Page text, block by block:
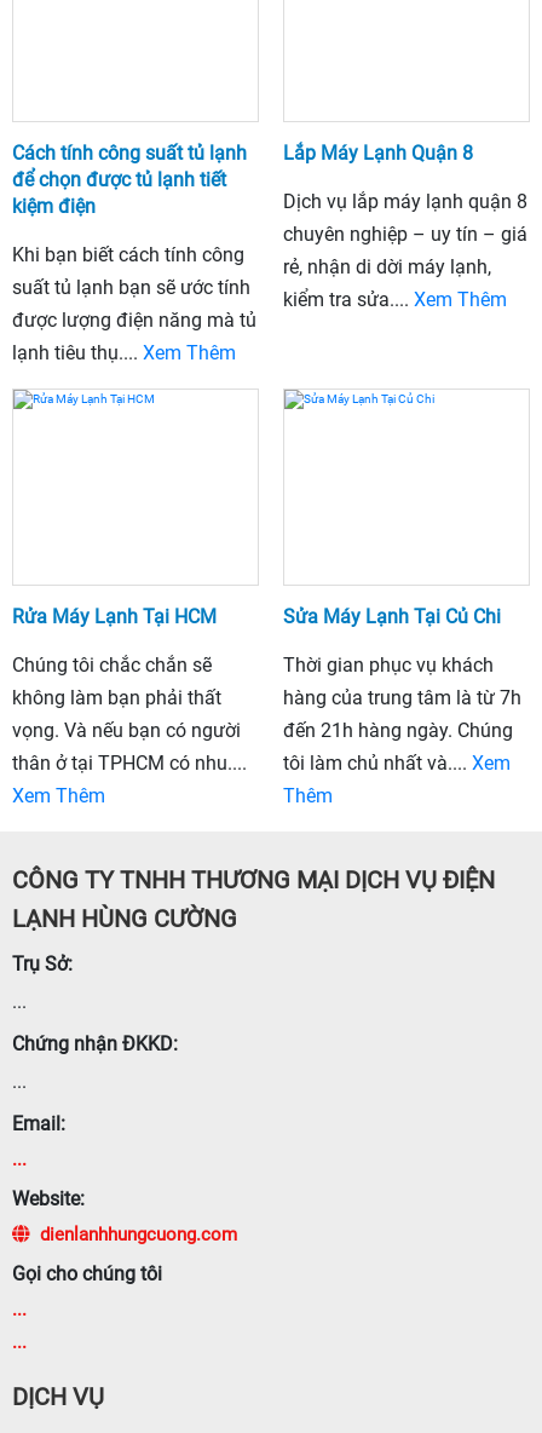
Cách tính công suất tủ lạnh
để chọn được tủ lạnh tiết
kiệm điện
Khi bạn biết cách tính công
suất tủ lạnh bạn sẽ ước tính
được lượng điện năng mà tủ
lạnh tiêu thụ.... Xem Thêm
Lắp Máy Lạnh Quận 8
Dịch vụ lắp máy lạnh quận 8
chuyên nghiệp – uy tín – giá
rẻ, nhận di dời máy lạnh,
kiểm tra sửa.... Xem Thêm
Rửa Máy Lạnh Tại HCM
Chúng tôi chắc chắn sẽ
không làm bạn phải thất
vọng. Và nếu bạn có người
thân ở tại TPHCM có nhu....
Xem Thêm
Sửa Máy Lạnh Tại Củ Chi
Thời gian phục vụ khách
hàng của trung tâm là từ 7h
đến 21h hàng ngày. Chúng
tôi làm chủ nhất và.... Xem
Thêm
CÔNG TY TNHH THƯƠNG MẠI DỊCH VỤ ĐIỆN
LẠNH HÙNG CƯỜNG
Trụ Sở:
...
Chứng nhận ĐKKD:
...
Email:
...
Website:
dienlanhhungcuong.com
Gọi cho chúng tôi
...
...
DỊCH VỤ